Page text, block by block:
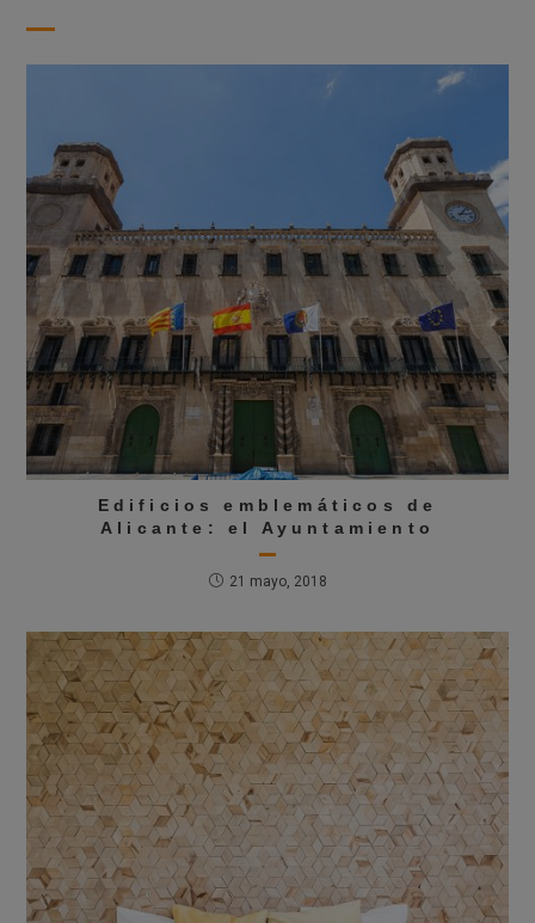
Edificios emblemáticos de
Alicante: el Ayuntamiento
21 mayo, 2018